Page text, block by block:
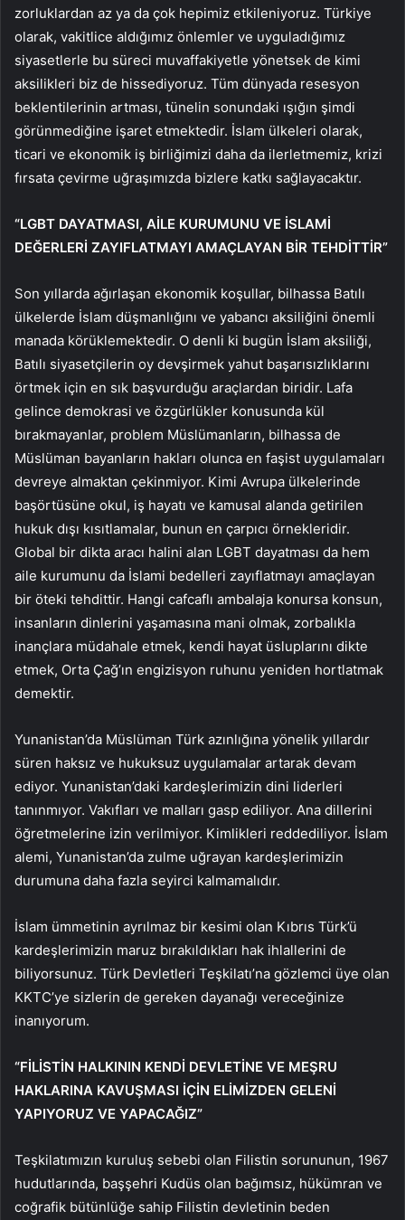
zorluklardan az ya da çok hepimiz etkileniyoruz. Türkiye
olarak, vakitlice aldığımız önlemler ve uyguladığımız
siyasetlerle bu süreci muvaffakiyetle yönetsek de kimi
aksilikleri biz de hissediyoruz. Tüm dünyada resesyon
beklentilerinin artması, tünelin sonundaki ışığın şimdi
görünmediğine işaret etmektedir. İslam ülkeleri olarak,
ticari ve ekonomik iş birliğimizi daha da ilerletmemiz, krizi
fırsata çevirme uğraşımızda bizlere katkı sağlayacaktır.
“LGBT DAYATMASI, AİLE KURUMUNU VE İSLAMİ
DEĞERLERİ ZAYIFLATMAYI AMAÇLAYAN BİR TEHDİTTİR”
Son yıllarda ağırlaşan ekonomik koşullar, bilhassa Batılı
ülkelerde İslam düşmanlığını ve yabancı aksiliğini önemli
manada körüklemektedir. O denli ki bugün İslam aksiliği,
Batılı siyasetçilerin oy devşirmek yahut başarısızlıklarını
örtmek için en sık başvurduğu araçlardan biridir. Lafa
gelince demokrasi ve özgürlükler konusunda kül
bırakmayanlar, problem Müslümanların, bilhassa de
Müslüman bayanların hakları olunca en faşist uygulamaları
devreye almaktan çekinmiyor. Kimi Avrupa ülkelerinde
başörtüsüne okul, iş hayatı ve kamusal alanda getirilen
hukuk dışı kısıtlamalar, bunun en çarpıcı örnekleridir.
Global bir dikta aracı halini alan LGBT dayatması da hem
aile kurumunu da İslami bedelleri zayıflatmayı amaçlayan
bir öteki tehdittir. Hangi cafcaflı ambalaja konursa konsun,
insanların dinlerini yaşamasına mani olmak, zorbalıkla
inançlara müdahale etmek, kendi hayat üsluplarını dikte
etmek, Orta Çağ’ın engizisyon ruhunu yeniden hortlatmak
demektir.
Yunanistan’da Müslüman Türk azınlığına yönelik yıllardır
süren haksız ve hukuksuz uygulamalar artarak devam
ediyor. Yunanistan’daki kardeşlerimizin dini liderleri
tanınmıyor. Vakıfları ve malları gasp ediliyor. Ana dillerini
öğretmelerine izin verilmiyor. Kimlikleri reddediliyor. İslam
alemi, Yunanistan’da zulme uğrayan kardeşlerimizin
durumuna daha fazla seyirci kalmamalıdır.
İslam ümmetinin ayrılmaz bir kesimi olan Kıbrıs Türk’ü
kardeşlerimizin maruz bırakıldıkları hak ihlallerini de
biliyorsunuz. Türk Devletleri Teşkilatı’na gözlemci üye olan
KKTC’ye sizlerin de gereken dayanağı vereceğinize
inanıyorum.
“FİLİSTİN HALKININ KENDİ DEVLETİNE VE MEŞRU
HAKLARINA KAVUŞMASI İÇİN ELİMİZDEN GELENİ
YAPIYORUZ VE YAPACAĞIZ”
Teşkilatımızın kuruluş sebebi olan Filistin sorununun, 1967
hudutlarında, başşehri Kudüs olan bağımsız, hükümran ve
coğrafik bütünlüğe sahip Filistin devletinin beden